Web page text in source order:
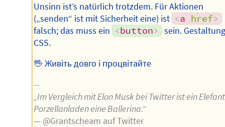
Unsinn ist’s natürlich trotzdem. Für Aktionen
(„senden“ ist mit Sicherheit eine) ist <a href>
falsch; das muss ein <button> sein.
CSS.
🖖 Живіть довго і процвітайте
--
„Im Vergleich mit Elon Musk bei Twitter ist ein
Porzellanladen eine Ballerina.“
— @Grantscheam auf Twitter